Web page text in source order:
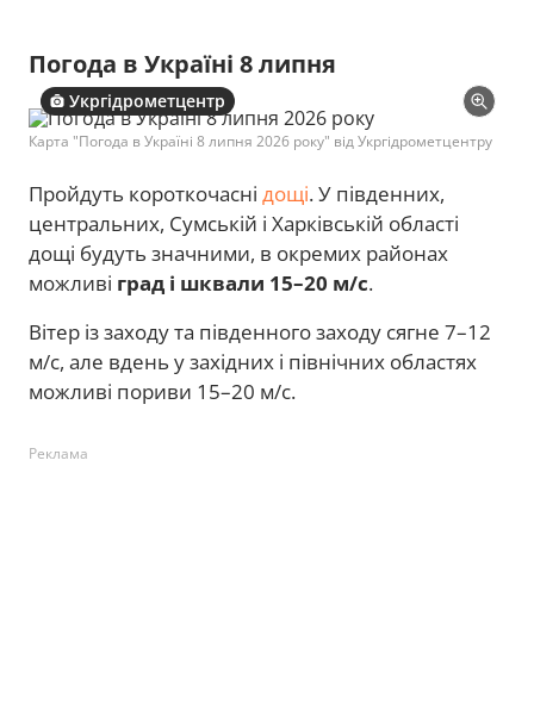
Погода в Україні 8 липня
Укргідрометцентр
Карта "Погода в Україні 8 липня 2026 року" від Укргідрометцентру
Пройдуть короткочасні дощі. У південних,
центральних, Сумській і Харківській області
дощі будуть значними, в окремих районах
можливі град і шквали 15–20 м/с.
Вітер із заходу та південного заходу сягне 7–12
м/с, але вдень у західних і північних областях
можливі пориви 15–20 м/с.
Реклама